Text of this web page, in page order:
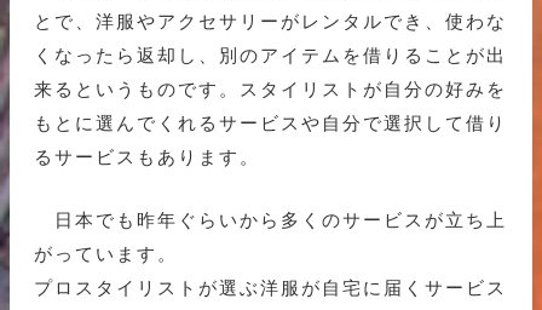
とで、洋服やアクセサリーがレンタルでき、使わな
くなったら返却し、別のアイテムを借りることが出
来るというものです。スタイリストが自分の好みを
もとに選んでくれるサービスや自分で選択して借り
るサービスもあります。
日本でも昨年ぐらいから多くのサービスが立ち上
がっています。
プロスタイリストが選ぶ洋服が自宅に届くサービス